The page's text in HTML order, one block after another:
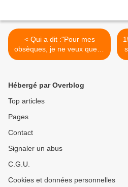
< Qui a dit :"Pour mes
obsèques, je ne veux que le
strict nécessaire, c'est-à-
Hébergé par Overblog
Top articles
Pages
Contact
Signaler un abus
C.G.U.
Cookies et données personnelles